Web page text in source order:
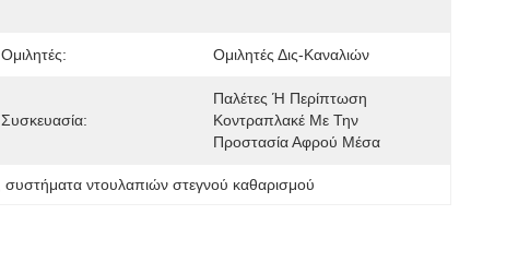
Ομιλητές: Ομιλητές Δις-Καναλιών
Συσκευασία:
Παλέτες Ή Περίπτωση
Κοντραπλακέ Με Την
Προστασία Αφρού Μέσα
, συστήματα ντουλαπιών στεγνού καθαρισμού